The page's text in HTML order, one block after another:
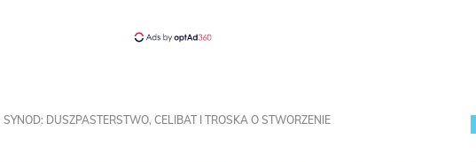
SYNOD: DUSZPASTERSTWO, CELIBAT I TROSKA O STWORZENIE